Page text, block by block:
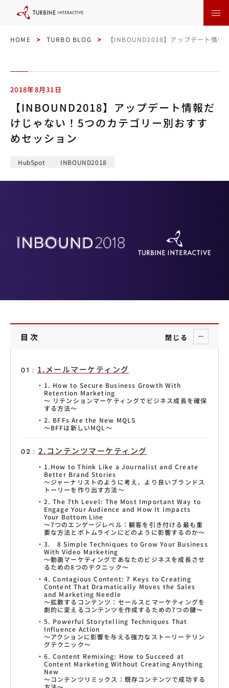
HOME TURBO BLOG 【INBOUND2018】アップデート情
2018年8月31日
【INBOUND2018】アップデート情報だ
けじゃない！5つのカテゴリー別おすす
めセッション
HubSpot INBOUND2018
目次 閉じる
1.メールマーケティング
1. How to Secure Business Growth With
Retention Marketing
〜 リテンションマーケティングでビジネス成長を確保
する方法〜
2. BFFs Are the New MQLS
〜BFFは新しいMQL〜
2.コンテンツマーケティング
1.How to Think Like a Journalist and Create
Better Brand Stories
〜ジャーナリストのように考え、より良いブランドス
トーリーを作り出す方法〜
2. The 7th Level: The Most Important Way to
Engage Your Audience and How It Impacts
Your Bottom Line
〜7つのエンゲージレベル：観客を引き付ける最も重
要な方法とボトムラインにどのように影響するのか〜
3. 8 Simple Techniques to Grow Your Business
With Video Marketing
〜動画マーケティングであなたのビジネスを成長させ
るための8つのテクニック〜
4. Contagious Content: 7 Keys to Creating
Content That Dramatically Moves the Sales
and Marketing Needle
〜拡散するコンテンツ：セールスとマーケティングを
劇的に変えるコンテンツを作成するための7つの鍵〜
5. Powerful Storytelling Techniques That
Influence Action
〜アクションに影響を与える強力なストーリーテリン
グテクニック〜
6. Content Remixing: How to Succeed at
Content Marketing Without Creating Anything
New
〜コンテンツリミックス：既存コンテンツで成功する